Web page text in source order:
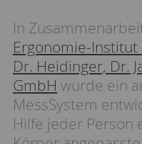
In
Ergonomie-Institut
Dr. Heidinger, Dr.
GmbH wurde ein
MessSystem
Hilfe jeder Person